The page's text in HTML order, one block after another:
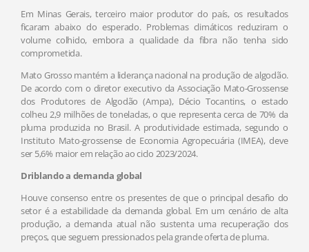
Em Minas Gerais, terceiro maior produtor do país, os resultados
ficaram abaixo do esperado. Problemas climáticos reduziram o
volume colhido, embora a qualidade da fibra não tenha sido
comprometida.
Mato Grosso mantém a liderança nacional na produção de algodão.
De acordo com o diretor executivo da Associação Mato-Grossense
dos Produtores de Algodão (Ampa), Décio Tocantins, o estado
colheu 2,9 milhões de toneladas, o que representa cerca de 70% da
pluma produzida no Brasil. A produtividade estimada, segundo o
Instituto Mato-grossense de Economia Agropecuária (IMEA), deve
ser 5,6% maior em relação ao ciclo 2023/2024.
Driblando a demanda global
Houve consenso entre os presentes de que o principal desafio do
setor é a estabilidade da demanda global. Em um cenário de alta
produção, a demanda atual não sustenta uma recuperação dos
preços, que seguem pressionados pela grande oferta de pluma.